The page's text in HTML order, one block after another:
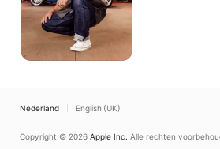
Nederland English (UK)
Copyright © 2026 Apple Inc. Alle rechten